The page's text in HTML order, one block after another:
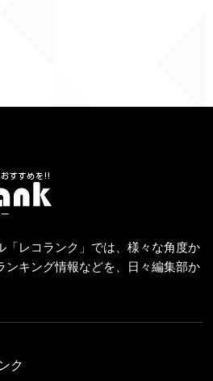
「レコランク」では、様々な角度か
ンキング情報などを、日々編集部か
ク